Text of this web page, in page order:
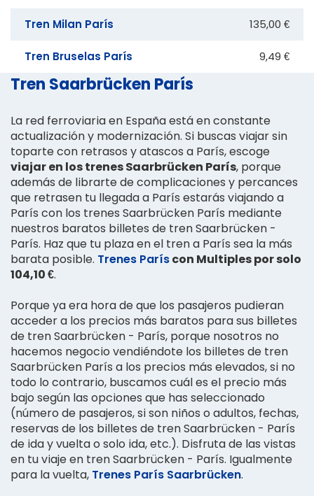
Tren Milan París 135,00 €
Tren Bruselas París 9,49 €
Tren Saarbrücken París
La red ferroviaria en España está en constante
actualización y modernización. Si buscas viajar sin
toparte con retrasos y atascos a París, escoge
viajar en los trenes Saarbrücken París, porque
además de librarte de complicaciones y percances
que retrasen tu llegada a París estarás viajando a
París con los trenes Saarbrücken París mediante
nuestros baratos billetes de tren Saarbrücken -
París. Haz que tu plaza en el tren a París sea la más
barata posible. Trenes Paríscon Multiples por solo
104,10 €.
Porque ya era hora de que los pasajeros pudieran
acceder a los precios más baratos para sus billetes
de tren Saarbrücken - París, porque nosotros no
hacemos negocio vendiéndote los billetes de tren
Saarbrücken París a los precios más elevados, si no
todo lo contrario, buscamos cuál es el precio más
bajo según las opciones que has seleccionado
(número de pasajeros, si son niños o adultos, fechas,
reservas de los billetes de tren Saarbrücken - París
de ida y vuelta o solo ida, etc.). Disfruta de las vistas
en tu viaje en tren Saarbrücken - París. Igualmente
para la vuelta, Trenes París Saarbrücken.